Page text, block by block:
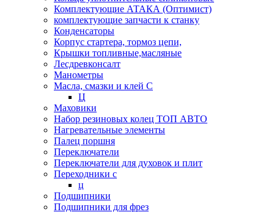
Комплектующие АТАКА (Оптимист)
комплектующие запчасти к станку
Конденсаторы
Корпус стартера, тормоз цепи,
Крышки топливные,масляные
Лесдревконсалт
Манометры
Масла, смазки и клей С
Ц
Маховики
Набор резиновых колец ТОП АВТО
Нагревательные элементы
Палец поршня
Переключатели
Переключатели для духовок и плит
Переходники с
ц
Подшипники
Подшипники для фрез